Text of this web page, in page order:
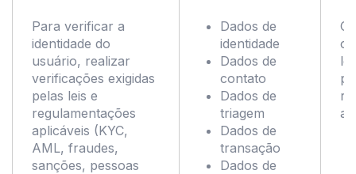
Para verificar a
identidade do
usuário, realizar
verificações exigidas
pelas leis e
regulamentações
aplicáveis (KYC,
AML, fraudes,
sanções, pessoas
Dados de
identidade
Dados de
contato
Dados de
triagem
Dados de
transação
Dados de